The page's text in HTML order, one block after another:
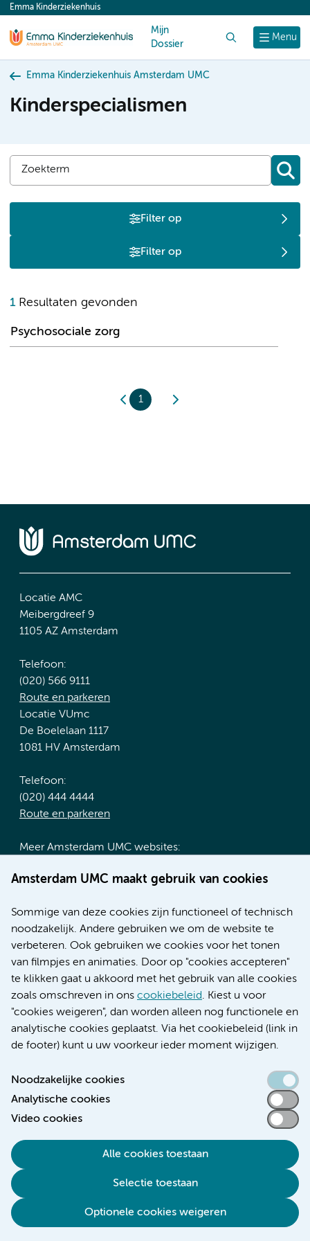
content
Amsterdam UMC maakt gebruik van cookies
Sommige van deze cookies zijn functioneel of technisch
noodzakelijk. Andere gebruiken we om de website te
verbeteren. Ook gebruiken we cookies voor het tonen
van filmpjes en animaties. Door op "cookies accepteren"
te klikken gaat u akkoord met het gebruik van alle cookies
zoals omschreven in ons cookiebeleid. Kiest u voor
"cookies weigeren", dan worden alleen nog functionele en
analytische cookies geplaatst. Via het cookiebeleid (link in
de footer) kunt u uw voorkeur ieder moment wijzigen.
Noodzakelijke cookies
Analytische cookies
Video cookies
Alle cookies toestaan
Selectie toestaan
Optionele cookies weigeren
Menu
Emma Kinderziekenhuis
Mijn
Dossier
Emma Kinderziekenhuis Amsterdam UMC
Kinderspecialismen
Filter op
Filter op
1Resultaten gevonden
Psychosociale zorg
1
Locatie AMC
Meibergdreef 9
1105 AZ Amsterdam
Telefoon:
(020) 566 9111
Route en parkeren
Locatie VUmc
De Boelelaan 1117
1081 HV Amsterdam
Telefoon:
(020) 444 4444
Route en parkeren
Meer Amsterdam UMC websites:
Werken bij Amsterdam UMC
Nieuws
Research
Educatie locatie AMC
Educatie locatie VUmc
Verwijzen & diagnostiek
Toegankelijkheidsverklaring
Responsible disclosure